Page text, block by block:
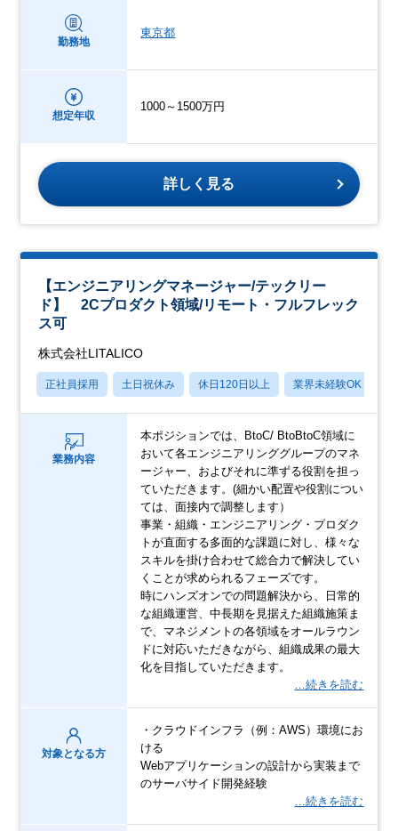
勤務地
東京都
想定年収
1000～1500万円
詳しく見る
【エンジニアリングマネージャー/テックリー
ド】 2Cプロダクト領域/リモート・フルフレック
ス可
株式会社LITALICO
正社員採用 土日祝休み 休日120日以上 業界未経験OK
業務内容
本ポジションでは、BtoC/ BtoBtoC領域に
おいて各エンジニアリンググループのマネ
ージャー、およびそれに準ずる役割を担っ
ていただきます。(細かい配置や役割につい
ては、面接内で調整します）
事業・組織・エンジニアリング・プロダク
トが直面する多面的な課題に対し、様々な
スキルを掛け合わせて総合力で解決してい
くことが求められるフェーズです。
時にハンズオンでの問題解決から、日常的
な組織運営、中長期を見据えた組織施策ま
で、マネジメントの各領域をオールラウン
ドに対応いただきながら、組織成果の最大
化を目指していただきます。
…続きを読む
対象となる方
・クラウドインフラ（例：AWS）環境にお
ける
Webアプリケーションの設計から実装まで
のサーバサイド開発経験
…続きを読む